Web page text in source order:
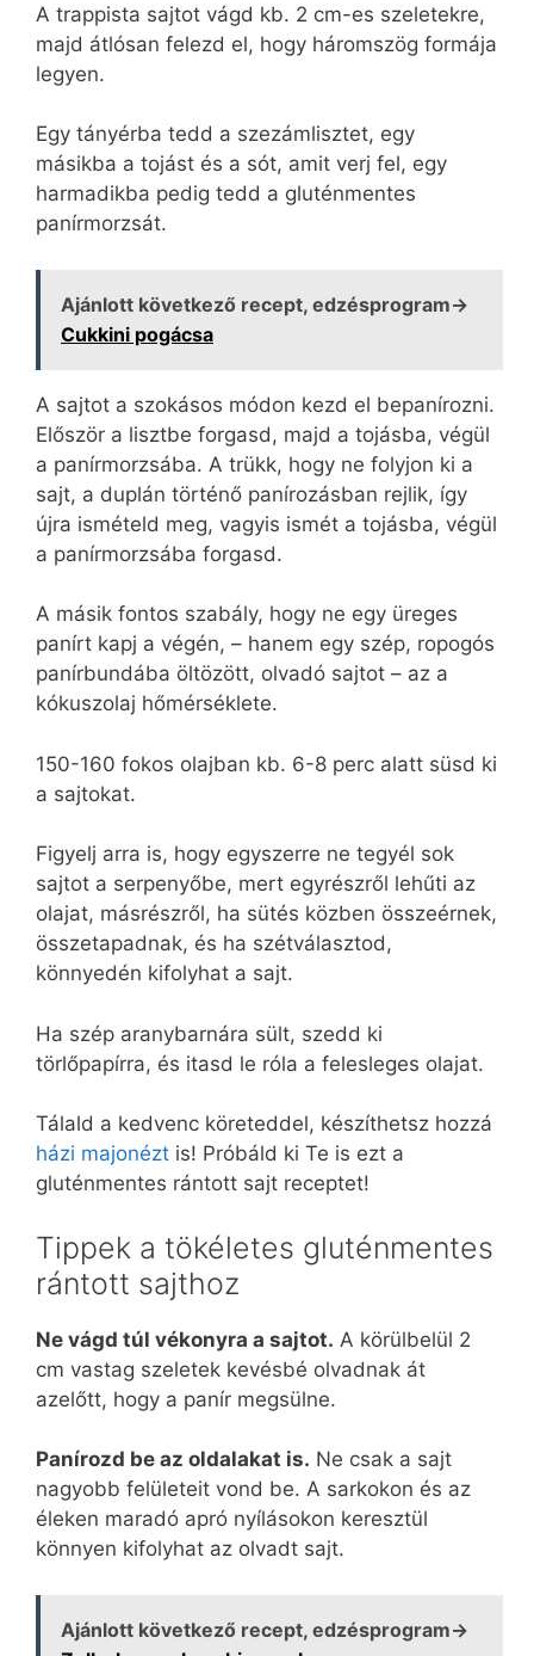
A trappista sajtot vágd kb. 2 cm-es szeletekre,
majd átlósan felezd el, hogy háromszög formája
legyen.
Egy tányérba tedd a szezámlisztet, egy
másikba a tojást és a sót, amit verj fel, egy
harmadikba pedig tedd a gluténmentes
panírmorzsát.
Ajánlott következő recept, edzésprogram→
Cukkini pogácsa
A sajtot a szokásos módon kezd el bepanírozni.
Először a lisztbe forgasd, majd a tojásba, végül
a panírmorzsába. A trükk, hogy ne folyjon ki a
sajt, a duplán történő panírozásban rejlik, így
újra ismételd meg, vagyis ismét a tojásba, végül
a panírmorzsába forgasd.
A másik fontos szabály, hogy ne egy üreges
panírt kapj a végén, – hanem egy szép, ropogós
panírbundába öltözött, olvadó sajtot – az a
kókuszolaj hőmérséklete.
150-160 fokos olajban kb. 6-8 perc alatt süsd ki
a sajtokat.
Figyelj arra is, hogy egyszerre ne tegyél sok
sajtot a serpenyőbe, mert egyrészről lehűti az
olajat, másrészről, ha sütés közben összeérnek,
összetapadnak, és ha szétválasztod,
könnyedén kifolyhat a sajt.
Ha szép aranybarnára sült, szedd ki
törlőpapírra, és itasd le róla a felesleges olajat.
Tálald a kedvenc köreteddel, készíthetsz hozzá
házi majonézt is! Próbáld ki Te is ezt a
gluténmentes rántott sajt receptet!
Tippek a tökéletes gluténmentes
rántott sajthoz
Ne vágd túl vékonyra a sajtot. A körülbelül 2
cm vastag szeletek kevésbé olvadnak át
azelőtt, hogy a panír megsülne.
Panírozd be az oldalakat is. Ne csak a sajt
nagyobb felületeit vond be. A sarkokon és az
éleken maradó apró nyílásokon keresztül
könnyen kifolyhat az olvadt sajt.
Ajánlott következő recept, edzésprogram→